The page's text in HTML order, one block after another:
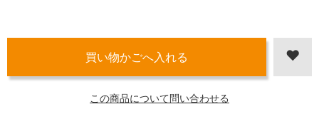
この商品について問い合わせる